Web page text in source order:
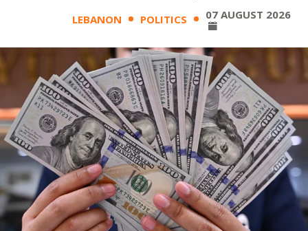
LEBANON POLITICS 07 AUGUST 2026